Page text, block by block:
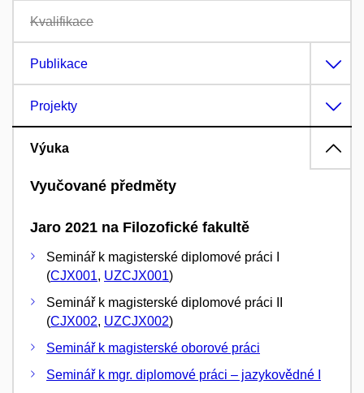
Kvalifikace
Publikace
Projekty
Výuka
Vyučované předměty
Jaro 2021 na Filozofické fakultě
Seminář k magisterské diplomové práci I
(CJX001, UZCJX001)
Seminář k magisterské diplomové práci II
(CJX002, UZCJX002)
Seminář k magisterské oborové práci
Seminář k mgr. diplomové práci – jazykovědné I